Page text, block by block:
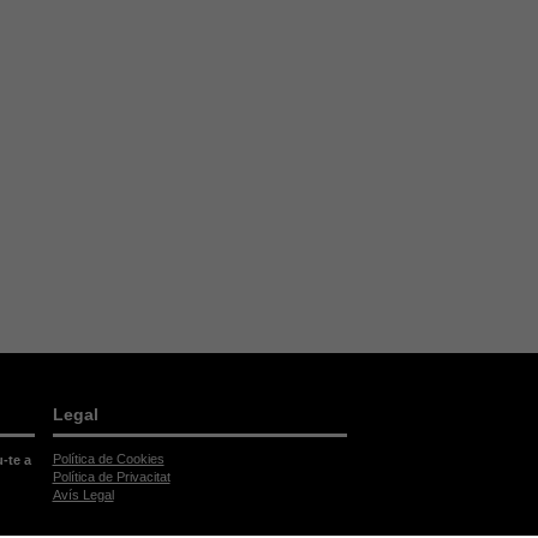
te a
Legal
Política de Cookies
Política de Privacitat
Avís Legal